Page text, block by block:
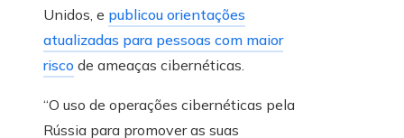
Unidos, e publicou orientações
atualizadas para pessoas com maior
risco de ameaças cibernéticas.
“O uso de operações cibernéticas pela
Rússia para promover as suas